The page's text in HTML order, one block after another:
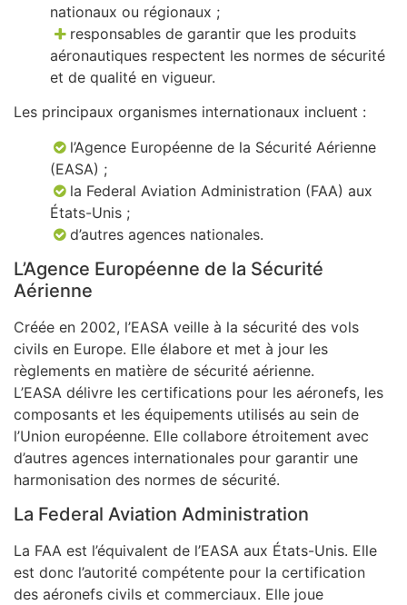
nationaux ou régionaux ;
responsables de garantir que les produits
aéronautiques respectent les normes de sécurité
et de qualité en vigueur.
Les principaux organismes internationaux incluent :
l’Agence Européenne de la Sécurité Aérienne
(EASA) ;
la Federal Aviation Administration (FAA) aux
États-Unis ;
d’autres agences nationales.
L’Agence Européenne de la Sécurité
Aérienne
Créée en 2002, l’EASA veille à la sécurité des vols
civils en Europe. Elle élabore et met à jour les
règlements en matière de sécurité aérienne.
L’EASA délivre les certifications pour les aéronefs, les
composants et les équipements utilisés au sein de
l’Union européenne. Elle collabore étroitement avec
d’autres agences internationales pour garantir une
harmonisation des normes de sécurité.
La Federal Aviation Administration
La FAA est l’équivalent de l’EASA aux États-Unis. Elle
est donc l’autorité compétente pour la certification
des aéronefs civils et commerciaux. Elle joue